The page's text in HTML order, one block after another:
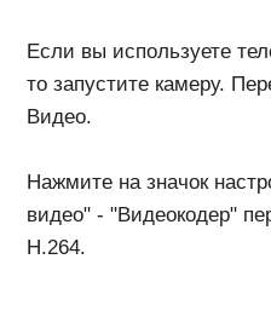
карты?
В готовом видео
воспроизводится только
Как переустановить
Мовавика?